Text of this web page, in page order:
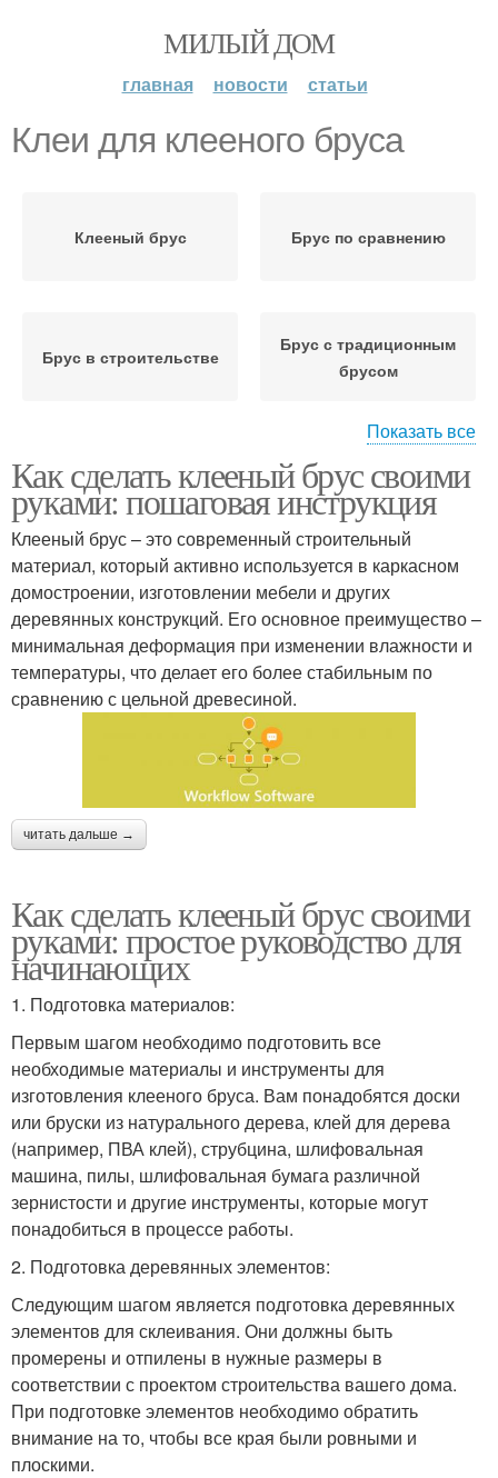
МИЛЫЙ ДОМ
главная новости статьи
Клеи для клееного бруса
Клееный брус Брус по сравнению
Брус в строительстве
Брус с традиционным
брусом
условиях
Брус на прочность
Показать все
Как сделать клееный брус своими
руками: пошаговая инструкция
Клееный брус – это современный строительный
материал, который активно используется в каркасном
домостроении, изготовлении мебели и других
деревянных конструкций. Его основное преимущество –
минимальная деформация при изменении влажности и
температуры, что делает его более стабильным по
сравнению с цельной древесиной.
читать дальше →
Как сделать клееный брус своими
руками: простое руководство для
начинающих
1. Подготовка материалов:
Первым шагом необходимо подготовить все
необходимые материалы и инструменты для
изготовления клееного бруса. Вам понадобятся доски
или бруски из натурального дерева, клей для дерева
(например, ПВА клей), струбцина, шлифовальная
машина, пилы, шлифовальная бумага различной
зернистости и другие инструменты, которые могут
понадобиться в процессе работы.
2. Подготовка деревянных элементов:
Следующим шагом является подготовка деревянных
элементов для склеивания. Они должны быть
промерены и отпилены в нужные размеры в
соответствии с проектом строительства вашего дома.
При подготовке элементов необходимо обратить
внимание на то, чтобы все края были ровными и
плоскими.